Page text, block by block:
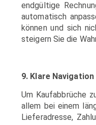
endgültige
automatisch
können und sich
steigern Sie die
9. Klare
Um Kaufabbrüche
allem bei einem
Lieferadresse,